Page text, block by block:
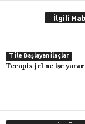
İlgili
T İle Başlayan İlaçlar
Terapix jel ne işe yarar